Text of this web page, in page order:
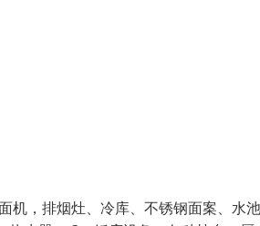
机，排烟灶、冷库、不锈钢面案、水